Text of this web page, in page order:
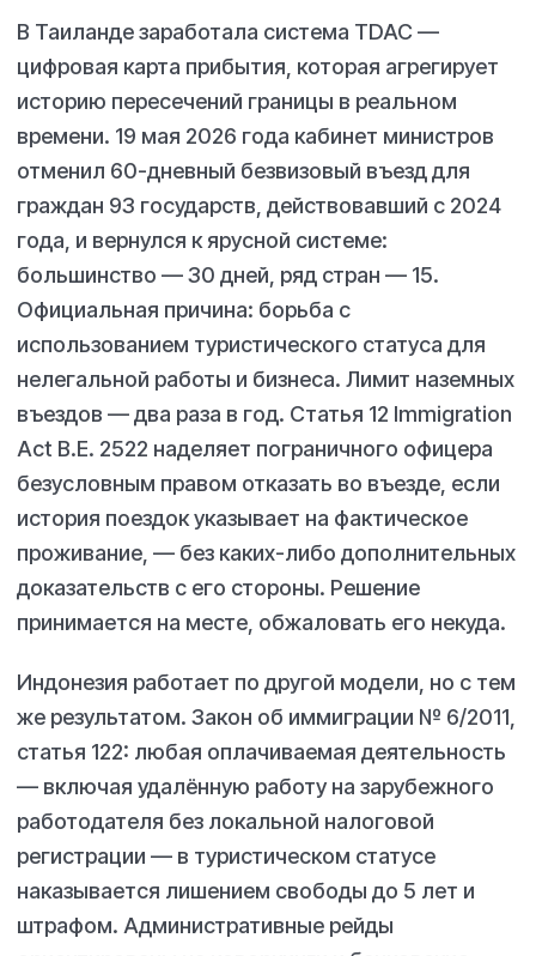
В Таиланде заработала система TDAC —
цифровая карта прибытия, которая агрегирует
историю пересечений границы в реальном
времени. 19 мая 2026 года кабинет министров
отменил 60-дневный безвизовый въезд для
граждан 93 государств, действовавший с 2024
года, и вернулся к ярусной системе:
большинство — 30 дней, ряд стран — 15.
Официальная причина: борьба с
использованием туристического статуса для
нелегальной работы и бизнеса. Лимит наземных
въездов — два раза в год. Статья 12 Immigration
Act B.E. 2522 наделяет пограничного офицера
безусловным правом отказать во въезде, если
история поездок указывает на фактическое
проживание, — без каких-либо дополнительных
доказательств с его стороны. Решение
принимается на месте, обжаловать его некуда.
Индонезия работает по другой модели, но с тем
же результатом. Закон об иммиграции № 6/2011,
статья 122: любая оплачиваемая деятельность
— включая удалённую работу на зарубежного
работодателя без локальной налоговой
регистрации — в туристическом статусе
наказывается лишением свободы до 5 лет и
штрафом. Административные рейды